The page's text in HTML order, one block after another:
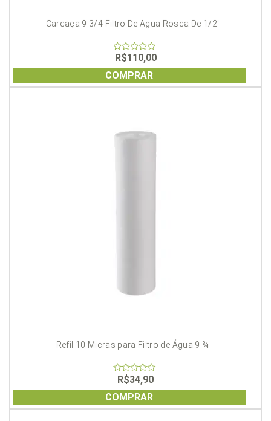
Carcaça 9.3/4 Filtro De Agua Rosca De 1/2′
0
out
of
5
R$110,00
COMPRAR
Refil 10 Micras para Filtro de Água 9 ¾
of
5
R$34,90
COMPRAR